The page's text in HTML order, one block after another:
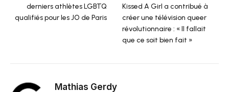
derniers athlètes LGBTQ
qualifiés pour les JO de Paris
Kissed A Girl a contribué à
créer une télévision queer
révolutionnaire : « Il fallait
que ce soit bien fait »
Mathias Gerdy